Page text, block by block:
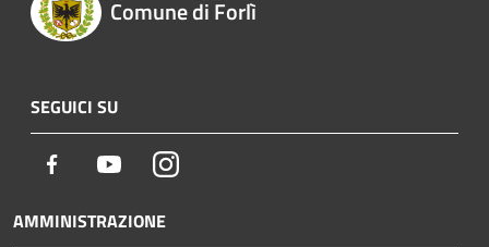
Comune di Forlì
SEGUICI SU
Facebook YoutubeInstagram
AMMINISTRAZIONE